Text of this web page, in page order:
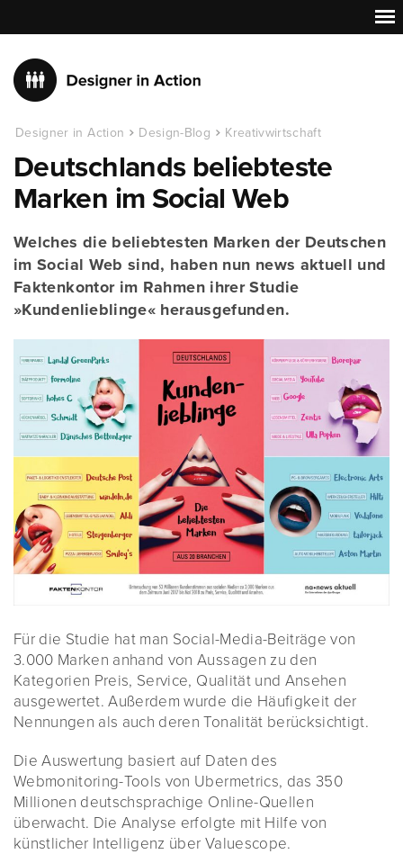
Designer in Action Design-Blog Kreativwirtschaft
Deutschlands beliebteste
Marken im Social Web
Welches die beliebtesten Marken der Deutschen
im Social Web sind, haben nun news aktuell und
Faktenkontor im Rahmen ihrer Studie
»Kundenlieblinge« herausgefunden.
Für die Studie hat man Social-Media-Beiträge von
3.000 Marken anhand von Aussagen zu den
Kategorien Preis, Service, Qualität und Ansehen
ausgewertet. Außerdem wurde die Häufigkeit der
Nennungen als auch deren Tonalität berücksichtigt.
Die Auswertung basiert auf Daten des
Webmonitoring-Tools von Ubermetrics, das 350
Millionen deutschsprachige Online-Quellen
überwacht. Die Analyse erfolgte mit Hilfe von
künstlicher Intelligenz über Valuescope.